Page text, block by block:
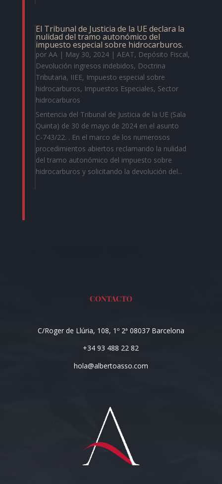
El Tribunal de Justicia de la UE declara la
nulidad del tramo autonómico del
impuesto especial sobre hidrocarburos.
por AA| May 30, 2024| AEAT, Depósito Fiscal,
Devolución ingresos indebidos, Doctrina
Tributaria, IIEE, Impuesto especial sobre
hidrocarburos, Impuestos Especiales, Sector
hidrocarburos
Sentencia del Tribunal de Justicia de la UE (Sala
Quinta) de 30 de mayo de 2024 en el asunto
C‑743/22. . En el marco de los numerosos
procedimientos abiertos reclamando la nulidad
del tramo autonómico del impuesto sobre
hidrocarburos y solicitando la devolución del...
CONTACTO
C/Roger de Llúria, 108, 1º 2ª 08037 Barcelona
+34 93 488 22 82
hola@albertoasso.com